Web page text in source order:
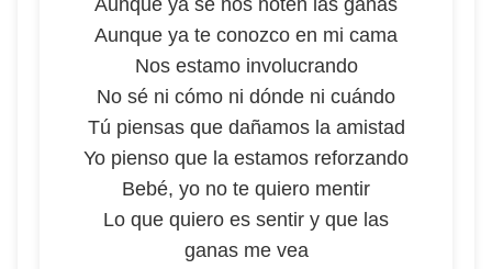
Aunque ya se nos noten las ganas
Aunque ya te conozco en mi cama
Nos estamo involucrando
No sé ni cómo ni dónde ni cuándo
Tú piensas que dañamos la amistad
Yo pienso que la estamos reforzando
Bebé, yo no te quiero mentir
Lo que quiero es sentir y que las
ganas me vea